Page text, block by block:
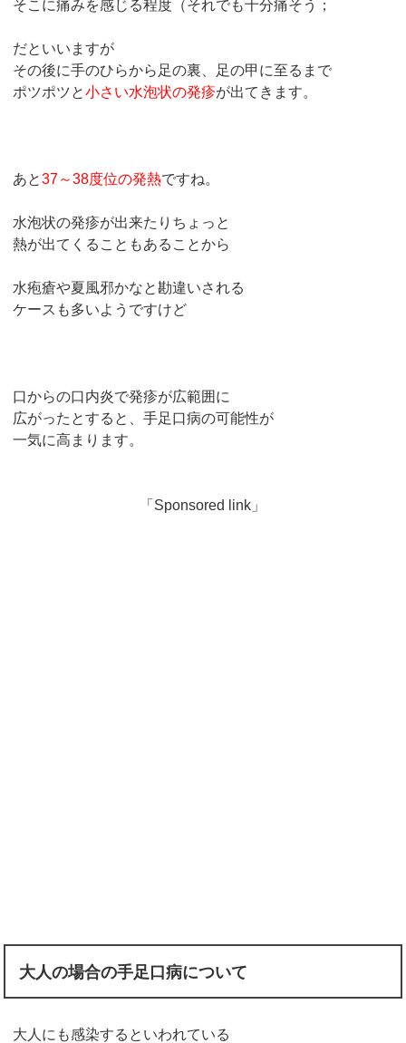
そこに痛みを感じる程度（それでも十分痛そう；
だといいますが
その後に手のひらから足の裏、足の甲に至るまで
ポツポツと小さい水泡状の発疹が出てきます。
あと37～38度位の発熱ですね。
水泡状の発疹が出来たりちょっと
熱が出てくることもあることから
水疱瘡や夏風邪かなと勘違いされる
ケースも多いようですけど
口からの口内炎で発疹が広範囲に
広がったとすると、手足口病の可能性が
一気に高まります。
「Sponsored link」
大人の場合の手足口病について
大人にも感染するといわれている